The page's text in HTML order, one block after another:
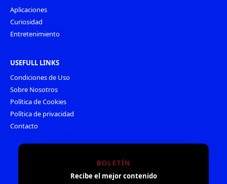
Aplicaciones
Curiosidad
Entretenimiento
USEFULL LINKS
Condiciones de Uso
Sobre Nosotros
Política de Cookies
Política de privacidad
Contacto
BOLETÍN
Recibe el mejor contenido